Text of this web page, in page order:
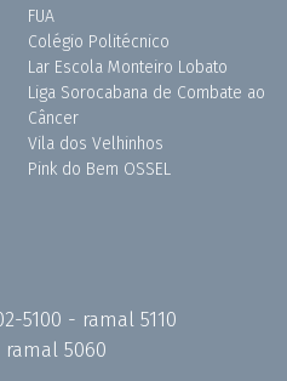
FUA
Colégio Politécnico
Lar Escola Monteiro Lobato
Liga Sorocabana de Combate ao
Câncer
Vila dos Velhinhos
Pink do Bem OSSEL
5100 - ramal 5110
ramal 5060